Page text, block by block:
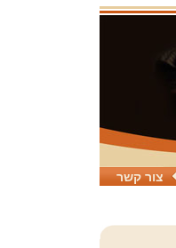
צור קשר